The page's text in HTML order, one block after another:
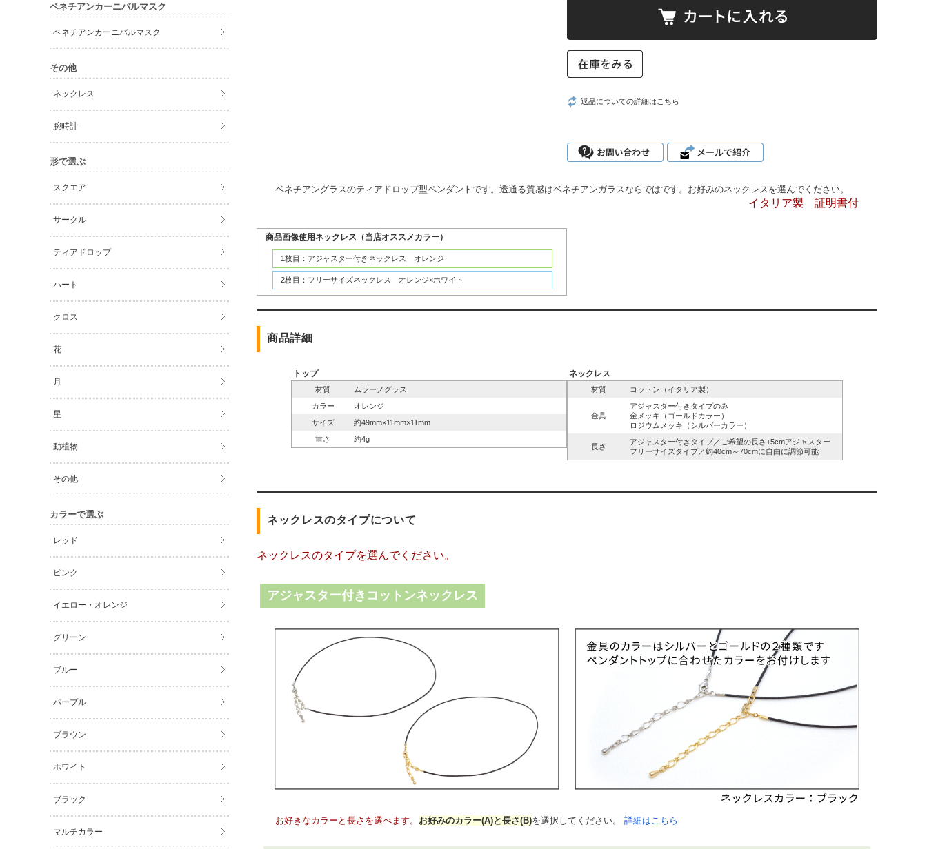
返品についての詳細はこちら
ベネチアングラスのティアドロップ型ペンダントです。透通る質感はベネチアンガラスならではです。お好みのネックレスを選んでください。
イタリア製 証明書付
商品画像使用ネックレス（当店オススメカラー）
1枚目：アジャスター付きネックレス オレンジ
2枚目：フリーサイズネックレス オレンジ×ホワイト
商品詳細
トップ
材質
ムラーノグラス
カラー
オレンジ
サイズ
約49mm×11mm×11mm
重さ
約4g
ネックレス
材質 コットン（イタリア製）
金具
アジャスター付きタイプのみ
金メッキ（ゴールドカラー）
ロジウムメッキ（シルバーカラー）
長さ
アジャスター付きタイプ／ご希望の長さ+5cmアジャスター
フリーサイズタイプ／約40cm～70cmに自由に調節可能
ネックレスのタイプについて
ネックレスのタイプを選んでください。
アジャスター付きコットンネックレス
お好きなカラーと長さを選べます。 お好みのカラー(A)と長さ(B)を選択してください。 詳細はこちら
ベネチアンカーニバルマスク
ベネチアンカーニバルマスク
その他
ネックレス
腕時計
形で選ぶ
スクエア
サークル
ティアドロップ
ハート
クロス
花
月
星
動植物
その他
カラーで選ぶ
レッド
ピンク
イエロー・オレンジ
グリーン
ブルー
パープル
ブラウン
ホワイト
ブラック
マルチカラー